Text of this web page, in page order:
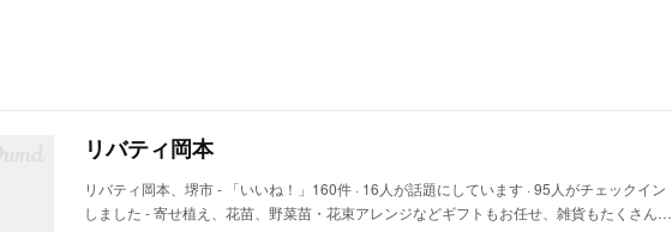
リバティ岡本
リバティ岡本、堺市 - 「いいね！」160件 · 16人が話題にしています · 95人がチェックイン
しました - 寄せ植え、花苗、野菜苗・花束アレンジなどギフトもお任せ、雑貨もたくさん…